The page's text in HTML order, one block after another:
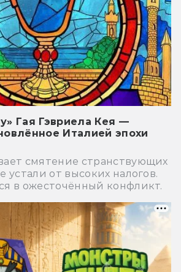
Гая Гэвриела Кея —
Италией эпохи
смятение странствующих
устали от высоких налогов.
в ожесточённый конфликт.